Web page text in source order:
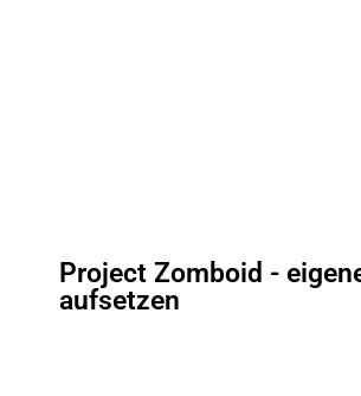
Project Zomboid -
aufsetzen